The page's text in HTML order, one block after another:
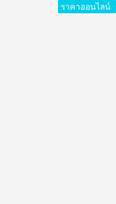
ราคาออนไลน์
ราคาออนไลน์
ราคาออนไลน์
ราคาออนไลน์
ราคาออนไลน์
ราคาออนไลน์
ราคาออนไลน์
ราคาออนไลน์